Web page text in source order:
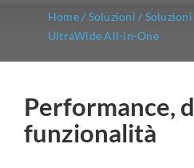
Home/ Soluzioni /
UltraWide All-in-One
Performance,
funzionalità